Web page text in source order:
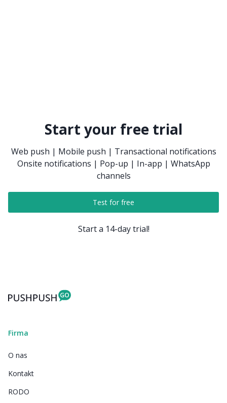
Start your free trial
Web push | Mobile push | Transactional notifications
Onsite notifications | Pop-up | In-app | WhatsApp
channels
Test for free
Start a 14-day trial!
Firma
O nas
Kontakt
RODO